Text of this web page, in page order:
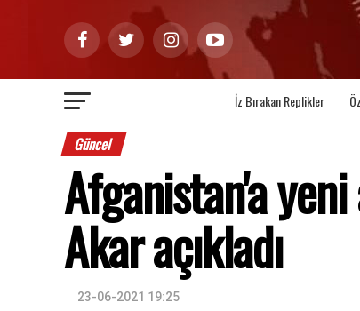
İz Bırakan Replikler
Güncel
Afganistan'a
Akar açıkladı
23-06-2021 19:25